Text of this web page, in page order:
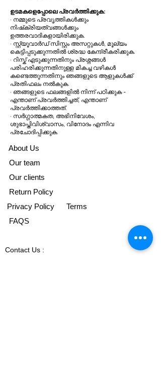
ഉടമകളെപ്പോലെ പ്രവർത്തിക്കുക:
· നമ്മുടെ പ്രവൃത്തികൾക്കും
നിഷ്‌ക്രിയത്വങ്ങൾക്കും
ഉത്തരവാദികളായിരിക്കുക.
· സ്റ്റ്യൂവാർഡ് സിസ്റ്റം അസറ്റുകൾ, മൂല്യം
കെട്ടിപ്പടുക്കുന്നതിൽ ശ്രദ്ധ കേന്ദ്രീകരിക്കുക.
· റിസ്ക് എടുക്കുന്നതിനും പ്രശ്നങ്ങൾ
പരിഹരിക്കുന്നതിനുള്ള മികച്ച വഴികൾ
കണ്ടെത്തുന്നതിനും ഞങ്ങളുടെ ആളുകൾക്ക്
പ്രതിഫലം നൽകുക.
· ഞങ്ങളുടെ ഫലങ്ങളിൽ നിന്ന് പഠിക്കുക -
എന്താണ് പ്രവർത്തിച്ചത്, എന്താണ്
പ്രവർത്തിക്കാത്തത്.
· സർഗ്ഗാത്മകത, അഭിനിവേശം,
ശുഭാപ്തിവിശ്വാസം, വിനോദം എന്നിവ
പ്രചോദിപ്പിക്കുക.
About Us
Our team
Our clients
Return Policy
Privacy Policy Terms
FAQS
Contact Us :